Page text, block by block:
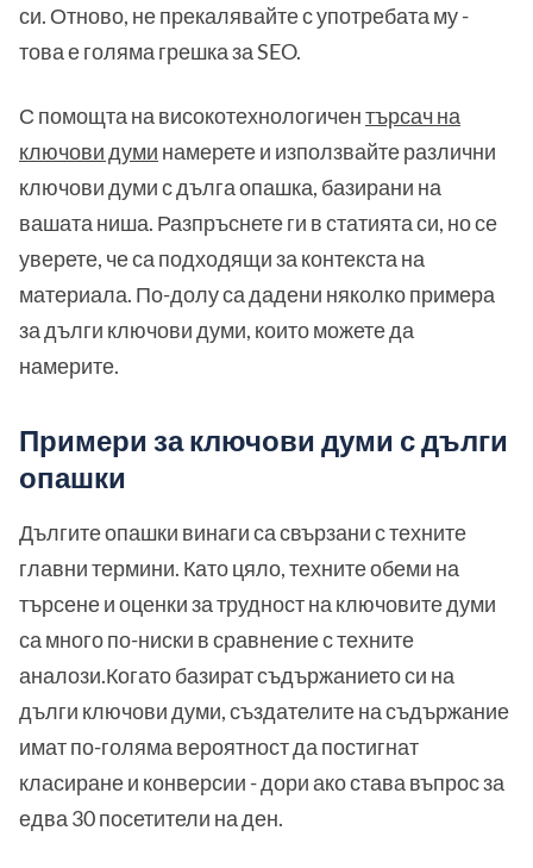
си. Отново, не прекалявайте с употребата му -
това е голяма грешка за SEO.
С помощта на високотехнологичентърсач на
ключови думи намерете и използвайте различни
ключови думи с дълга опашка, базирани на
вашата ниша. Разпръснете ги в статията си, но се
уверете, че са подходящи за контекста на
материала. По-долу са дадени няколко примера
за дълги ключови думи, които можете да
намерите.
Примери за ключови думи с дълги
опашки
Дългите опашки винаги са свързани с техните
главни термини. Като цяло, техните обеми на
търсене и оценки за трудност на ключовите думи
са много по-ниски в сравнение с техните
аналози.Когато базират съдържанието си на
дълги ключови думи, създателите на съдържание
имат по-голяма вероятност да постигнат
класиране и конверсии - дори ако става въпрос за
едва 30 посетители на ден.